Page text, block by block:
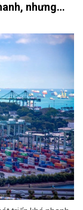
nhưng…